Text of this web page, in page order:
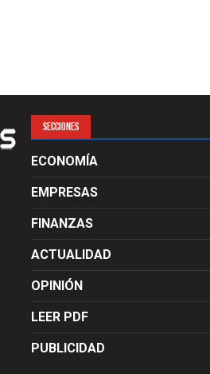
SECCIONES
ECONOMÍA
EMPRESAS
FINANZAS
ACTUALIDAD
OPINIÓN
LEER PDF
PUBLICIDAD